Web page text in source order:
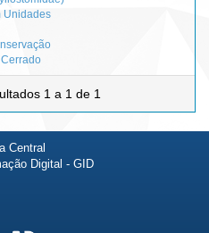
Unidades
1 a 1 de 1
Central
Digital - GID